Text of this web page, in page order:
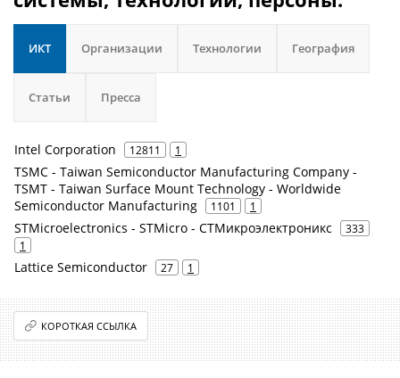
ИКТ Организации Технологии География
Статьи Пресса
Intel Corporation 12811 1
TSMC - Taiwan Semiconductor Manufacturing Company -
TSMT - Taiwan Surface Mount Technology - Worldwide
Semiconductor Manufacturing
1101 1
STMicroelectronics - STMicro - СТМикроэлектроникс
333
1
Lattice Semiconductor 27 1
КОРОТКАЯ ССЫЛКА